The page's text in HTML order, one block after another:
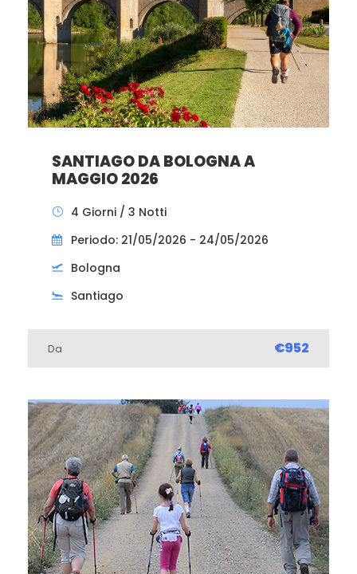
SANTIAGO DA BOLOGNA A
MAGGIO 2026
4 Giorni / 3 Notti
Periodo: 21/05/2026 - 24/05/2026
Bologna
Santiago
Da €952